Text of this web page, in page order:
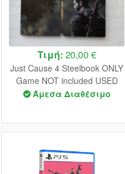
Τιμή: 20,00 €
Just Cause 4 Steelbook ONLY
Game NOT included USED
Άμεσα Διαθέσιμο